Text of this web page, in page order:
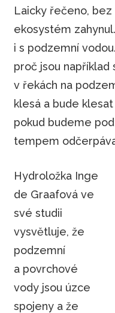
Laicky řečeno,
ekosystém
i s podzemní
proč jsou
v řekách na
klesá a bude
pokud budeme
tempem
Hydroložka Inge
de Graafová ve
své studii
vysvětluje, že
podzemní
a povrchové
vody jsou úzce
spojeny a že